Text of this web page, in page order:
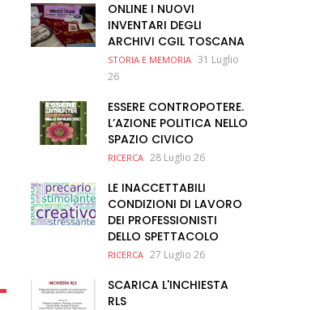
ONLINE I NUOVI
INVENTARI DEGLI
ARCHIVI CGIL TOSCANA
STORIA E MEMORIA 31 Luglio
26
ESSERE CONTROPOTERE.
L’AZIONE POLITICA NELLO
SPAZIO CIVICO
RICERCA 28 Luglio 26
LE INACCETTABILI
CONDIZIONI DI LAVORO
DEI PROFESSIONISTI
DELLO SPETTACOLO
RICERCA 27 Luglio 26
SCARICA L'INCHIESTA
RLS